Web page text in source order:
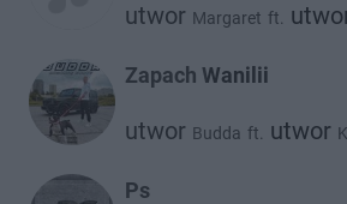
utwor Margaret ft.
Zapach Wanilii
utwor Budda ft. utwor
Ps